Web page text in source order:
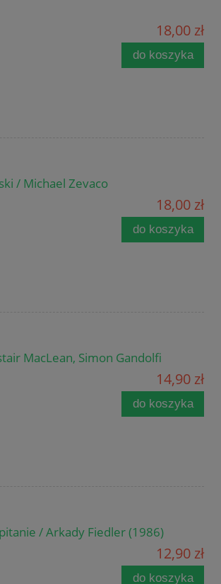
18,00 zł
do koszyka
/ Michael Zevaco
18,00 zł
do koszyka
MacLean, Simon Gandolfi
14,90 zł
do koszyka
/ Arkady Fiedler (1986)
12,90 zł
do koszyka